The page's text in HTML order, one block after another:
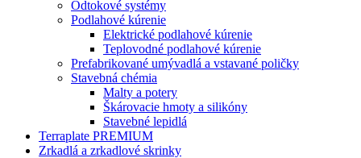
Odtokové systémy
Podlahové kúrenie
Elektrické podlahové kúrenie
Teplovodné podlahové kúrenie
Prefabrikované umývadlá a vstavané poličky
Stavebná chémia
Malty a potery
Škárovacie hmoty a silikóny
Stavebné lepidlá
Terraplate PREMIUM
Zrkadlá a zrkadlové skrinky